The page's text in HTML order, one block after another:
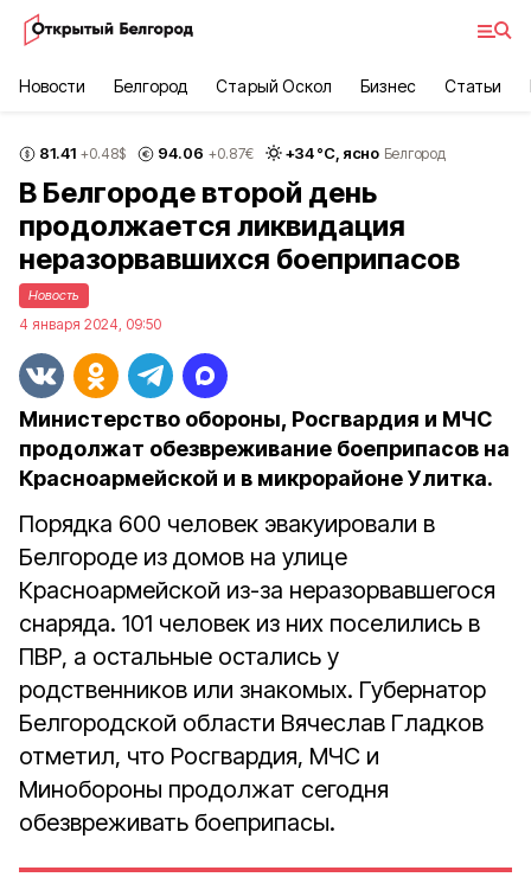
Новости Белгород Старый Оскол Бизнес Статьи
81.41 +0.48$ 94.06 +0.87€ +34°С, ясно Белгород
В Белгороде второй день
продолжается ликвидация
неразорвавшихся боеприпасов
Новость
4 января 2024, 09:50
Министерство обороны, Росгвардия и МЧС
продолжат обезвреживание боеприпасов на
Красноармейской и в микрорайоне Улитка.
Порядка 600 человек эвакуировали в
Белгороде из домов на улице
Красноармейской из-за неразорвавшегося
снаряда. 101 человек из них поселились в
ПВР, а остальные остались у
родственников или знакомых. Губернатор
Белгородской области Вячеслав Гладков
отметил, что Росгвардия, МЧС и
Минобороны продолжат сегодня
обезвреживать боеприпасы.